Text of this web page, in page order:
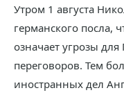
Утром 1 августа
германского посла,
означает угрозы для
переговоров. Тем
иностранных дел